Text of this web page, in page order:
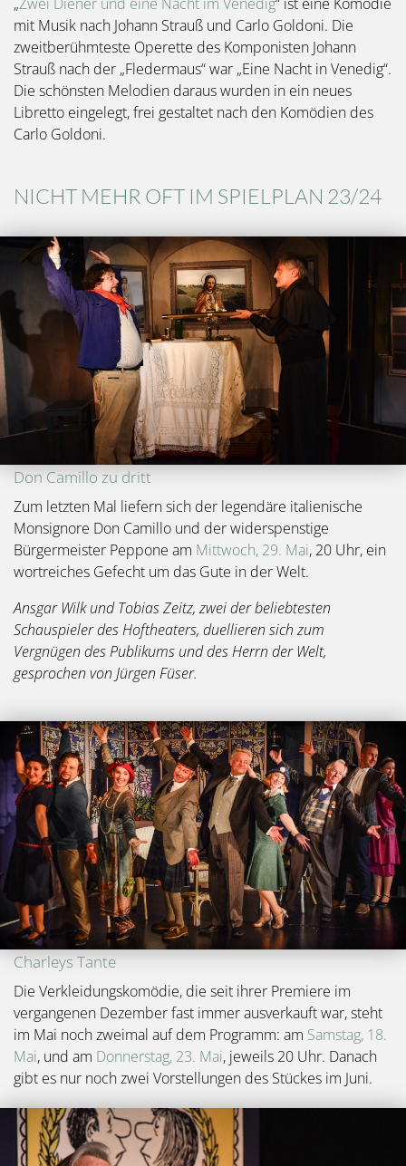
mit Musik nach Johann Strauß und Carlo Goldoni. Die
zweitberühmteste Operette des Komponisten Johann
Strauß nach der „Fledermaus“ war „Eine Nacht in Venedig“.
Die schönsten Melodien daraus wurden in ein neues
Libretto eingelegt, frei gestaltet nach den Komödien des
Carlo Goldoni.
NICHT MEHR OFT IM SPIELPLAN 23/24
Don Camillo zu dritt
Zum letzten Mal liefern sich der legendäre italienische
Monsignore Don Camillo und der widerspenstige
Bürgermeister Peppone am Mittwoch, 29. Mai, 20 Uhr, ein
wortreiches Gefecht um das Gute in der Welt.
Ansgar Wilk und Tobias Zeitz, zwei der beliebtesten
Schauspieler des Hoftheaters, duellieren sich zum
Vergnügen des Publikums und des Herrn der Welt,
gesprochen von Jürgen Füser.
Bild
Charleys Tante
Die Verkleidungskomödie, die seit ihrer Premiere im
vergangenen Dezember fast immer ausverkauft war, steht
im Mai noch zweimal auf dem Programm: am Samstag, 18.
Mai, und am Donnerstag, 23. Mai, jeweils 20 Uhr. Danach
gibt es nur noch zwei Vorstellungen des Stückes im Juni.
Bild